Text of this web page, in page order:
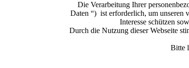
Die Verarbeitung Ihrer
Daten “) ist erforderlich, um unseren
Interesse schützen
Durch die Nutzung dieser Webseite
Bitte